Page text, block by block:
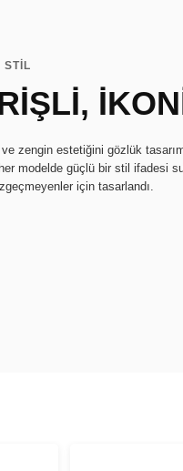
STİL
zengin estetiğini gözlük
modelde güçlü bir stil ifadesi
için tasarlandı.